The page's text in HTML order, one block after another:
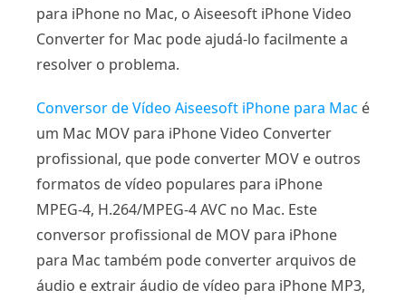
para iPhone no Mac, o Aiseesoft iPhone Video
Converter for Mac pode ajudá-lo facilmente a
resolver o problema.
Conversor de Vídeo Aiseesoft iPhone para Mac é
um Mac MOV para iPhone Video Converter
profissional, que pode converter MOV e outros
formatos de vídeo populares para iPhone
MPEG-4, H.264/MPEG-4 AVC no Mac. Este
conversor profissional de MOV para iPhone
para Mac também pode converter arquivos de
áudio e extrair áudio de vídeo para iPhone MP3,